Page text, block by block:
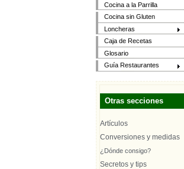
Cocina a la Parrilla
Cocina sin Gluten
Loncheras
Caja de Recetas
Glosario
Guía Restaurantes
Otras secciones
Artículos
Conversiones y medidas
¿Dónde consigo?
Secretos y tips